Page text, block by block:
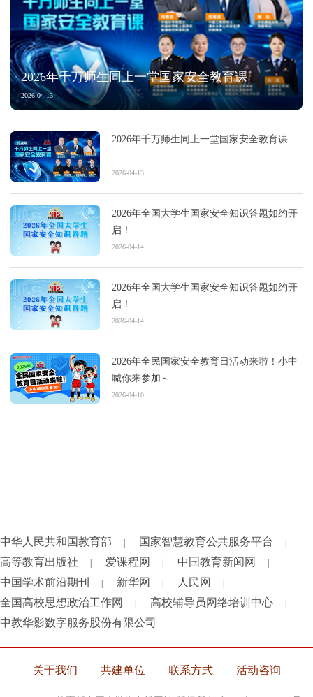
2026年千万师生同上一堂国家安全教育课
2026-04-13
2026年千万师生同上一堂国家安全教育课
2026-04-13
2026年全国大学生国家安全知识答题如约开
启！
2026-04-14
2026年全国大学生国家安全知识答题如约开
启！
2026-04-14
2026年全民国家安全教育日活动来啦！小中
喊你来参加～
2026-04-10
中华人民共和国教育部 国家智慧教育公共服务平台
高等教育出版社 爱课程网 中国教育新闻网
中国学术前沿期刊 新华网 人民网
全国高校思想政治工作网 高校辅导员网络培训中心
中教华影数字服务股份有限公司
关于我们 共建单位 联系方式 活动咨询